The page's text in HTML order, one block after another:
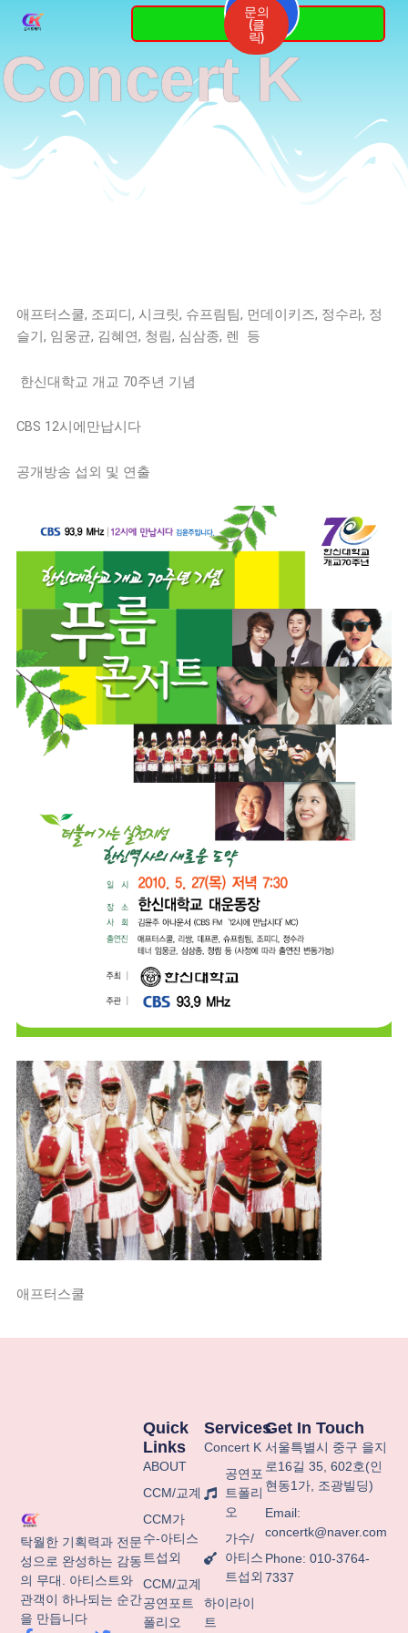
content
Concert K
3764-
7337
문의
(클
릭)
애프터스쿨, 조피디, 시크릿, 슈프림팀, 먼데이키즈, 정수라, 정
슬기, 임웅균, 김혜연, 청림, 심삼종, 렌 등
한신대학교 개교 70주년 기념
CBS 12시에만납시다
공개방송 섭외 및 연출
애프터스쿨
탁월한 기획력과 전문
성으로 완성하는 감동
의 무대. 아티스트와
관객이 하나되는 순간
을 만듭니다
Services
Concert K
공연포
트폴리
오
가수/
아티스
트섭외
하이라이
트
Quick
Links
ABOUT
CCM/교계
CCM가
수-아티스
트섭외
CCM/교계
공연포트
폴리오
Get In Touch
서울특별시 중구 을지
로16길 35, 602호(인
현동1가, 조광빌딩)
Email:
concertk@naver.com
Phone: 010-3764-
7337